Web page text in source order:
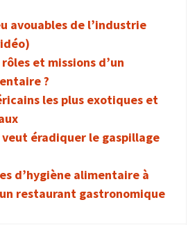
avouables de l’industrie
et missions d’un
?
les plus exotiques et
éradiquer le gaspillage
d’hygiène alimentaire à
restaurant gastronomique